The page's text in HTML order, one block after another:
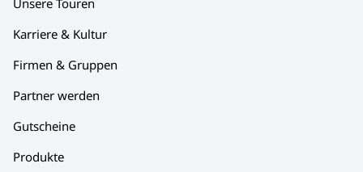
Karriere & Kultur
Firmen & Gruppen
Partner werden
Gutscheine
Produkte